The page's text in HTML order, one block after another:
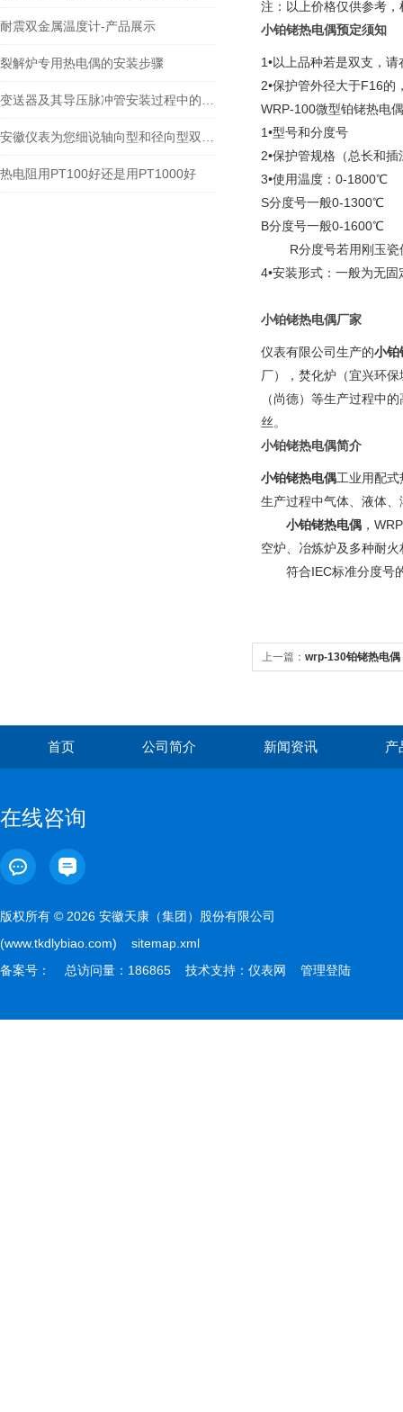
耐震双金属温度计-产品展示
裂解炉专用热电偶的安装步骤
热电阻用PT100好还是用PT1000好
注：以上价格仅供参考
小铂铑热电偶预定须知
1•以上品种若是双支，
2•保护管外径大于F16的
WRP-100微型铂铑热电偶
1•型号和分度号
2•保护管规格（总长和插
3•使用温度：0-1800℃
S分度号一般0-1300℃
B分度号一般0-1600℃
R分度号若用刚玉瓷
4•安装形式：一般为无
小铂铑热电偶厂家
仪表有限公司生产的小铂
厂），焚化炉（宜兴环
（尚德）等生产过程中
丝。
小铂铑热电偶简介
小铂铑热电偶工业用配
生产过程中气体、液体
小铂铑热电偶 ，
空炉、冶炼炉及多种耐
符合IEC标准分度号的
上一篇： wrp-130铂铑热电偶
首页 公司简介 新闻资讯 产
在线咨询
版权所有 © 2026 安徽天康（集团）股份有限公司
(www.tkdlybiao.com) sitemap.xml
备案号：
总访问量：186865 技术支持： 仪表网 管理登陆